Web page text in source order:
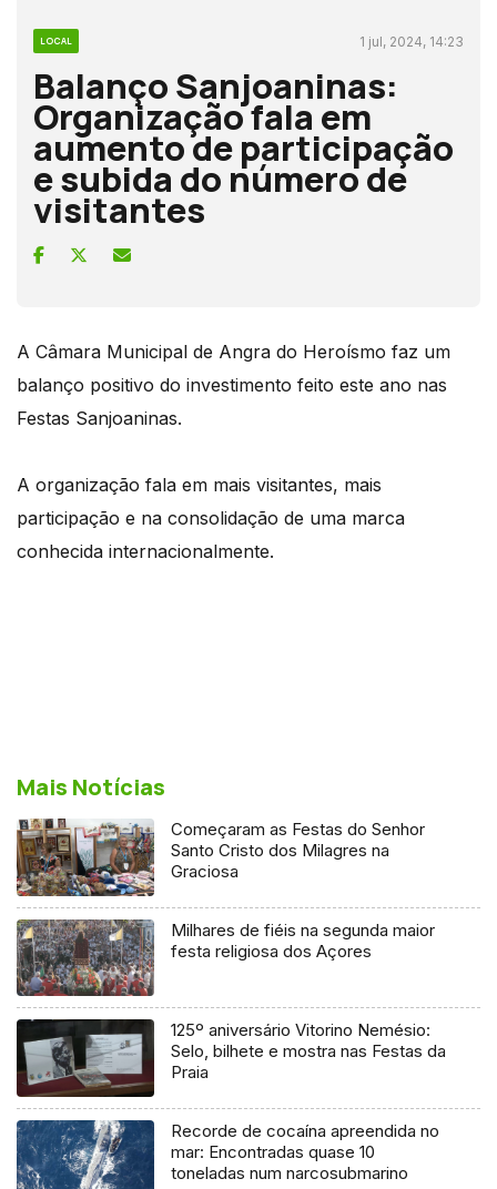
LOCAL 1 jul, 2024, 14:23
Balanço Sanjoaninas:
Organização fala em
aumento de participação
e subida do número de
visitantes
A Câmara Municipal de Angra do Heroísmo faz um
balanço positivo do investimento feito este ano nas
Festas Sanjoaninas.
A organização fala em mais visitantes, mais
participação e na consolidação de uma marca
conhecida internacionalmente.
Mais Notícias
Começaram as Festas do Senhor
Santo Cristo dos Milagres na
Graciosa
Milhares de fiéis na segunda maior
festa religiosa dos Açores
125º aniversário Vitorino Nemésio:
Selo, bilhete e mostra nas Festas da
Praia
Recorde de cocaína apreendida no
mar: Encontradas quase 10
toneladas num narcosubmarino